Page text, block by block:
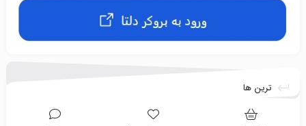
ترین ها